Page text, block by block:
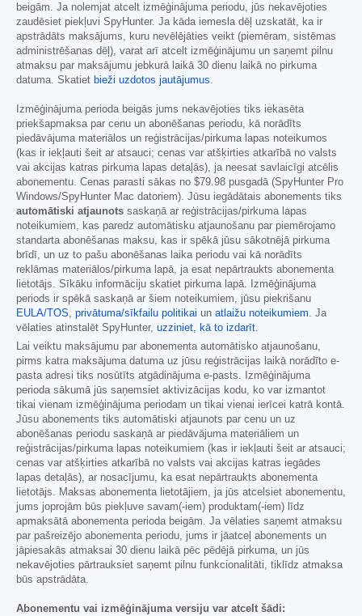
beigām. Ja nolemjat atcelt izmēģinājuma periodu, jūs nekavējoties
zaudēsiet piekļuvi SpyHunter. Ja kāda iemesla dēļ uzskatāt, ka ir
apstrādāts maksājums, kuru nevēlējāties veikt (piemēram, sistēmas
administrēšanas dēļ), varat arī atcelt izmēģinājumu un saņemt pilnu
atmaksu par maksājumu jebkurā laikā 30 dienu laikā no pirkuma
datuma. Skatiet bieži uzdotos jautājumus.
Izmēģinājuma perioda beigās jums nekavējoties tiks iekasēta
priekšapmaksa par cenu un abonēšanas periodu, kā norādīts
piedāvājuma materiālos un reģistrācijas/pirkuma lapas noteikumos
(kas ir iekļauti šeit ar atsauci; cenas var atšķirties atkarībā no valsts
vai akcijas katras pirkuma lapas detaļās), ja neesat savlaicīgi atcēlis
abonementu. Cenas parasti sākas no $79.98 pusgadā (SpyHunter Pro
Windows/SpyHunter Mac datoriem). Jūsu iegādātais abonements tiks
automātiski atjaunots saskaņā ar reģistrācijas/pirkuma lapas
noteikumiem, kas paredz automātisku atjaunošanu par piemērojamo
standarta abonēšanas maksu, kas ir spēkā jūsu sākotnējā pirkuma
brīdī, un uz to pašu abonēšanas laika periodu vai kā norādīts
reklāmas materiālos/pirkuma lapā, ja esat nepārtraukts abonementa
lietotājs. Sīkāku informāciju skatiet pirkuma lapā. Izmēģinājuma
periods ir spēkā saskaņā ar šiem noteikumiem, jūsu piekrišanu
EULA/TOS, privātuma/sīkfailu politikai un atlaižu noteikumiem. Ja
vēlaties atinstalēt SpyHunter, uzziniet, kā to izdarīt.
Lai veiktu maksājumu par abonementa automātisko atjaunošanu,
pirms katra maksājuma datuma uz jūsu reģistrācijas laikā norādīto e-
pasta adresi tiks nosūtīts atgādinājuma e-pasts. Izmēģinājuma
perioda sākumā jūs saņemsiet aktivizācijas kodu, ko var izmantot
tikai vienam izmēģinājuma periodam un tikai vienai ierīcei katrā kontā.
Jūsu abonements tiks automātiski atjaunots par cenu un uz
abonēšanas periodu saskaņā ar piedāvājuma materiāliem un
reģistrācijas/pirkuma lapas noteikumiem (kas ir iekļauti šeit ar atsauci;
cenas var atšķirties atkarībā no valsts vai akcijas katras iegādes
lapas detaļās), ar nosacījumu, ka esat nepārtraukts abonementa
lietotājs. Maksas abonementa lietotājiem, ja jūs atcelsiet abonementu,
jums joprojām būs piekļuve savam(-iem) produktam(-iem) līdz
apmaksātā abonementa perioda beigām. Ja vēlaties saņemt atmaksu
par pašreizējo abonementa periodu, jums ir jāatceļ abonements un
jāpiesakās atmaksai 30 dienu laikā pēc pēdējā pirkuma, un jūs
nekavējoties pārtrauksiet saņemt pilnu funkcionalitāti, tiklīdz atmaksa
būs apstrādāta.
Abonementu vai izmēģinājuma versiju var atcelt šādi: